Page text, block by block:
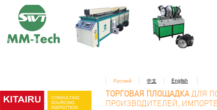
Русский 中文 English
ТОРГОВАЯ ПЛОЩАДКА ДЛЯ
ПРОИЗВОДИТЕЛЕЙ,